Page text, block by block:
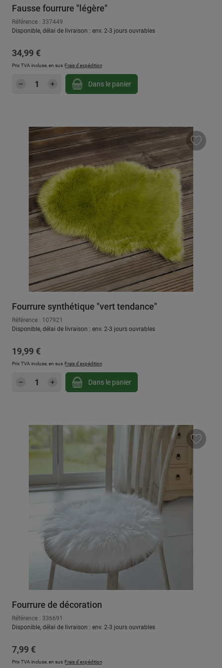
Fausse fourrure "légère"
Référence : 337449
Disponible, délai de livraison : env. 2-3 jours ouvrables
Prix régulier :
34,99 €
Prix TVA incluse, en sus Frais d'expédition
Quantité de produit : Entrez la quantité
Dans le panier
Fourrure synthétique "vert tendance"
Référence : 107921
Disponible, délai de livraison : env. 2-3 jours ouvrables
Prix régulier :
19,99 €
Prix TVA incluse, en sus Frais d'expédition
Quantité de produit : Entrez la quantité
Dans le panier
Fourrure de décoration
Référence : 336691
Disponible, délai de livraison : env. 2-3 jours ouvrables
Prix régulier :
7,99 €
Prix TVA incluse, en sus Frais d'expédition